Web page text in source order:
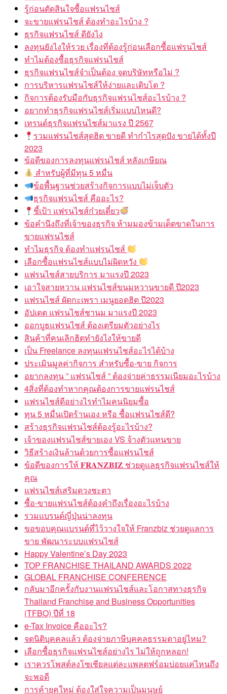
รู้ก่อนตัดสินใจซื้อแฟรนไชส์
จะขายแฟรนไชส์ ต้องทำอะไรบ้าง ?
ธุรกิจแฟรนไชส์ ดียังไง
ลงทุนยังไงให้รวย เรื่องที่ต้องรู้ก่อนเลือกซื้อแฟรนไชส์
ทำไมต้องซื้อธุรกิจแฟรนไชส์
ธุรกิจแฟรนไชส์จำเป็นต้อง จดบริษัทหรือไม่ ?
การบริหารแฟรนไชส์ให้ง่ายและเติบโต ?
กิจการต้องรับมือกับธุรกิจแฟรนไชส์อะไรบ้าง ?
อยากทำธุรกิจแฟรนไชส์เริ่มแบบไหนดี?
เทรนด์ธุรกิจแฟรนไชส์มาแรง ปี 2567
รวมแฟรนไชส์สุดฮิต ขายดี ทำกำไรสุดปัง ขายได้ทั้งปี
2023
ข้อดีของการลงทุนแฟรนไชส์ หลังเกษียณ
สำหรับผู้ที่มีทุน 5 หมื่น
ข้อพื้นฐานช่วยสร้างกิจการแบบไม่เจ็บตัว
ธุรกิจแฟรนไชส์ คืออะไร?
ชี้เป้า แฟรนไชส์ก๋วยเตี๋ยว
ข้อคำนึงถึงที่เจ้าของธุรกิจ ห้ามมองข้ามเด็ดขาดในการ
ขายแฟรนไชส์
ทำไมธุรกิจ ต้องทำแฟรนไชส์
เลือกซื้อแฟรนไชส์แบบไม่ผิดหวัง
แฟรนไชส์สายบริการ มาแรงปี 2023
เอาใจสายหวาน แฟรนไชส์ขนมหวานขายดี ปี2023
แฟรนไชส์ ผัดกะเพรา เมนูยอดฮิต ปี2023
อัปเดต แฟรนไชส์ชานม มาแรงปี 2023
ออกบูธแฟรนไชส์ ต้องเตรียมตัวอย่างไร
สินค้าที่คนเลิกฮิตทำยังไงให้ขายดี
เป็น Freelance ลงทุนแฟรนไชส์อะไรได้บ้าง
ประเมินมูลค่ากิจการ สำหรับซื้อ-ขาย กิจการ
อยากลงทุน ” แฟรนไชส์ ” ต้องจ่ายค่าธรรมเนียมอะไรบ้าง
4สิ่งที่ต้องทำหากคุณต้องการขายแฟรนไชส์
แฟรนไชส์ดีอย่างไรทำไมคนนิยมซื้อ
ทุน 5 หมื่นเปิดร้านเอง หรือ ซื้อแฟรนไชส์ดี?
สร้างธุรกิจแฟรนไชส์ต้องรู้อะไรบ้าง?
เจ้าของแฟรนไชส์ขายเอง VS จ้างตัวแทนขาย
วิธีสร้างเงินล้านด้วยการซื้อแฟรนไชส์
ข้อดีของการให้ 𝐅𝐑𝐀𝐍𝐙𝐁𝐈𝐙 ช่วยดูแลธุรกิจแฟรนไชส์ให้
คุณ
แฟรนไชส์เสริมดวงชะตา
ซื้อ-ขายแฟรนไชส์ต้องคำถึงเรื่องอะไรบ้าง
รวมแบรนด์ญี่ปุ่นน่าลงทุน
ขอขอบคุณแบรนด์ที่ไว้วางใจให้ Franzbiz ช่วยดูแลการ
ขาย พัฒนาระบบแฟรนไชส์
Happy Valentine’s Day 2023
TOP FRANCHISE THAILAND AWARDS 2022
GLOBAL FRANCHISE CONFERENCE
กลับมาอีกครั้งกับงานแฟรนไชส์และโอกาสทางธุรกิจ
Thailand Franchise and Business Opportunities
(TFBO) ปีที่ 18
e-Tax Invoice คืออะไร?
จดนิติบุคคลแล้ว ต้องจ่ายภาษีบุคคลธรรมดาอยู่ไหม?
เลือกซื้อธุรกิจแฟรนไชส์อย่างไร ไม่ให้ถูกหลอก!
เราควรโพสต์ลงโซเชียลแต่ละแพลตฟร์อมบ่อยแค่ไหนถึง
จะพอดี
การค้ายุคใหม่ ต้องใส่ใจความเป็นมนุษย์